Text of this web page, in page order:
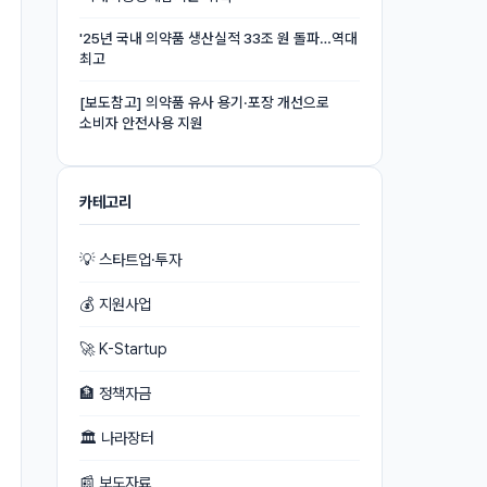
'25년 국내 의약품 생산실적 33조 원 돌파…역대
최고
[보도참고] 의약품 유사 용기·포장 개선으로
소비자 안전사용 지원
카테고리
💡 스타트업·투자
💰 지원사업
🚀 K-Startup
🏦 정책자금
🏛 나라장터
📰 보도자료